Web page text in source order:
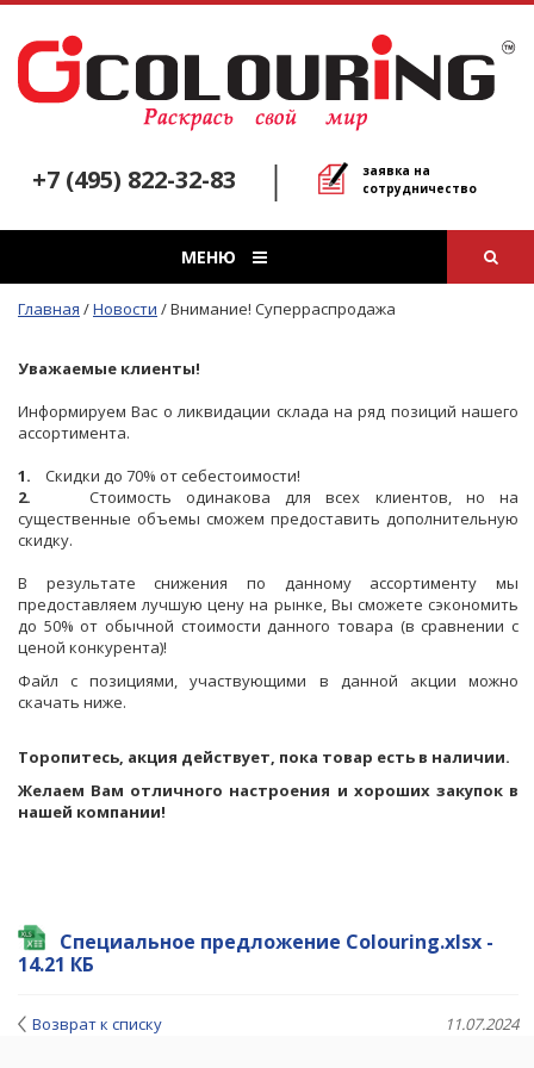
+7 (495) 822-32-83
заявка на
сотрудничество
МЕНЮ
Главная /Новости /Внимание! Суперраспродажа
Уважаемые клиенты!
Информируем Вас о ликвидации склада на ряд позиций нашего
ассортимента.
1. Скидки до 70% от себестоимости!
2. Стоимость одинакова для всех клиентов, но на
существенные объемы сможем предоставить дополнительную
скидку.
В результате снижения по данному ассортименту мы
предоставляем лучшую цену на рынке, Вы сможете сэкономить
до 50% от обычной стоимости данного товара (в сравнении с
ценой конкурента)!
Файл с позициями, участвующими в данной акции можно
скачать ниже.
Торопитесь, акция действует, пока товар есть в наличии.
Желаем Вам отличного настроения и хороших закупок в
нашей компании!
Специальное предложение Colouring.xlsx -
14.21 КБ
Возврат к списку 11.07.2024